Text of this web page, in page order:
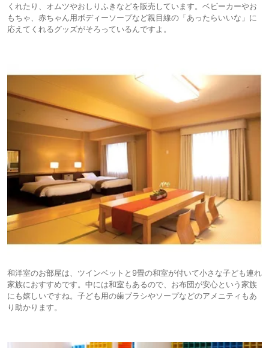
くれたり、オムツやおしりふきなどを販売しています。ベビーカーやお
もちゃ、赤ちゃん用ボディーソープなど親目線の「あったらいいな」に
応えてくれるグッズがそろっているんですよ。
和洋室のお部屋は、ツインベットと9畳の和室が付いて小さな子ども連れ
家族におすすめです。中には和室もあるので、お布団が安心という家族
にも嬉しいですね。子ども用の歯ブラシやソープなどのアメニティもあ
り助かります。